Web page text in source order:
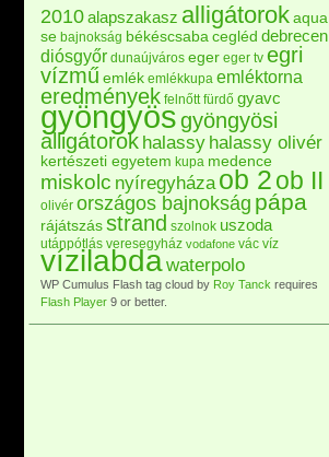
2010alapszakasz alligátorokaqua
se bajnokság békéscsaba cegléd debrecen
diósgyőr dunaújváros eger eger tv egri
vízműemlék emlékkupa emléktorna
eredmények felnőtt fürdő gyavc
gyöngyösgyöngyösi
alligátorok halassy halassy olivér
kertészeti egyetem kupa medence
miskolc nyíregyháza ob 2ob II
olivér országos bajnokság pápa
rájátszás strand szolnok uszoda
utánpótlás veresegyház vodafone vác víz
vízilabdawaterpolo
WP Cumulus Flash tag cloud by Roy Tanck requires
Flash Player 9 or better.